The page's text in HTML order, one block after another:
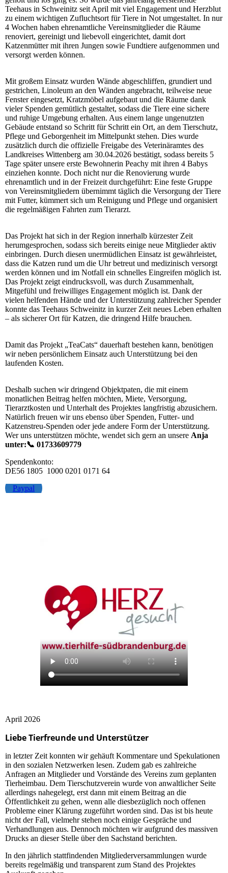
Teehaus in Schweinitz seit April mit viel Engagement und Herzblut
zu einem wichtigen Zufluchtsort für Tiere in Not umgestaltet. In nur
4 Wochen haben ehrenamtliche Vereinsmitglieder die Räume
renoviert, gereinigt und liebevoll eingerichtet, damit dort
Katzenmütter mit ihren Jungen sowie Fundtiere aufgenommen und
versorgt werden können.
Mit großem Einsatz wurden Wände abgeschliffen, grundiert und
gestrichen, Linoleum an den Wänden angebracht, teilweise neue
Fenster eingesetzt, Kratzmöbel aufgebaut und die Räume dank
vieler Spenden gemütlich gestaltet, sodass die Tiere eine sichere
und ruhige Umgebung erhalten. Aus einem lange ungenutzten
Gebäude entstand so Schritt für Schritt ein Ort, an dem Tierschutz,
Pflege und Geborgenheit im Mittelpunkt stehen. Dies wurde
zusätzlich durch die offizielle Freigabe des Veterinäramtes des
Landkreises Wittenberg am 30.04.2026 bestätigt, sodass bereits 5
Tage später unsere erste Bewohnerin Peachy mit ihren 4 Babys
einziehen konnte. Doch nicht nur die Renovierung wurde
ehrenamtlich und in der Freizeit durchgeführt: Eine feste Gruppe
von Vereinsmitgliedern übernimmt täglich die Versorgung der Tiere
mit Futter, kümmert sich um Reinigung und Pflege und organisiert
die regelmäßigen Fahrten zum Tierarzt.
Das Projekt hat sich in der Region innerhalb kürzester Zeit
herumgesprochen, sodass sich bereits einige neue Mitglieder aktiv
einbringen. Durch diesen unermüdlichen Einsatz ist gewährleistet,
dass die Katzen rund um die Uhr betreut und medizinisch versorgt
werden können und im Notfall ein schnelles Eingreifen möglich ist.
Das Projekt zeigt eindrucksvoll, was durch Zusammenhalt,
Mitgefühl und freiwilliges Engagement möglich ist. Dank der
vielen helfenden Hände und der Unterstützung zahlreicher Spender
konnte das Teehaus Schweinitz in kurzer Zeit neues Leben erhalten
– als sicherer Ort für Katzen, die dringend Hilfe brauchen.
Damit das Projekt „TeaCats“ dauerhaft bestehen kann, benötigen
wir neben persönlichem Einsatz auch Unterstützung bei den
laufenden Kosten.
Deshalb suchen wir dringend Objektpaten, die mit einem
monatlichen Beitrag helfen möchten, Miete, Versorgung,
Tierarztkosten und Unterhalt des Projektes langfristig abzusichern.
Natürlich freuen wir uns ebenso über Spenden, Futter- und
Katzenstreu-Spenden oder jede andere Form der Unterstützung.
Wer uns unterstützen möchte, wendet sich gern an unsere Anja
unter:📞 01733609779
Spendenkonto:
DE56 1805 1000 0201 0171 64
Paypal
April 2026
Liebe Tierfreunde und Unterstützer
in letzter Zeit konnten wir gehäuft Kommentare und Spekulationen
in den sozialen Netzwerken lesen. Zudem gab es zahlreiche
Anfragen an Mitglieder und Vorstände des Vereins zum geplanten
Tierheimbau. Dem Tierschutzverein wurde von anwaltlicher Seite
allerdings nahegelegt, erst dann mit einem Beitrag an die
Öffentlichkeit zu gehen, wenn alle diesbezüglich noch offenen
Probleme einer Klärung zugeführt worden sind. Das ist bis heute
nicht der Fall, vielmehr stehen noch einige Gespräche und
Verhandlungen aus. Dennoch möchten wir aufgrund des massiven
Drucks an dieser Stelle über den Sachstand berichten.
In den jährlich stattfindenden Mitgliederversammlungen wurde
bereits regelmäßig und transparent zum Stand des Projektes